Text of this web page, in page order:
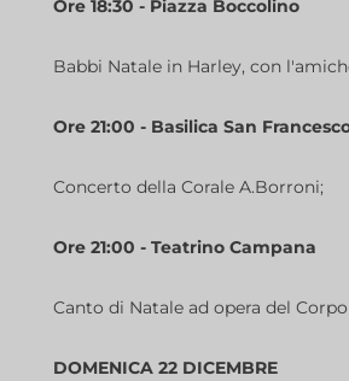
Ore 18:30 - Piazza Boccolino
Babbi Natale in Harley, con
Ore 21:00 - Basilica San
Concerto della Corale A.Borroni;
Ore 21:00 - Teatrino Campana
Canto di Natale ad opera del
DOMENICA 22 DICEMBRE